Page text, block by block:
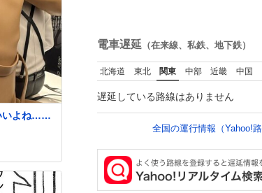
いよね…そ
電車遅延 （在来線、私鉄、地下鉄）
北海道 東北 関東 中部 近畿 中国
遅延している路線はありません
全国の運行情報（Yahoo!路